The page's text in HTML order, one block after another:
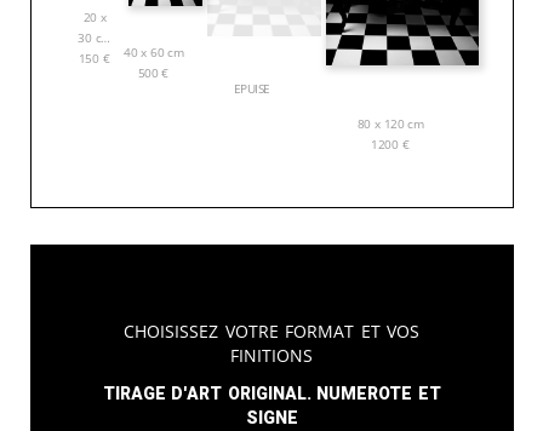
20 x
30 cm
150 €
40 x 60 cm
500€
EPUISE
80 x 120 cm
1200 €
Choisissez votre format et vos
finitions
Tirage d'art original. Numerote et
signe